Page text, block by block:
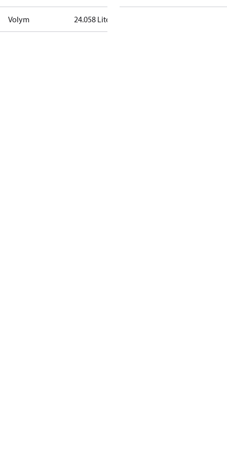
Volym 24.058 Liter